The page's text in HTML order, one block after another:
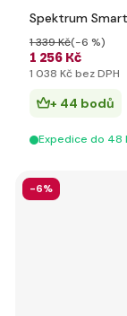
Spektrum
1 256 Kč
1 339 Kč(-6 %)
1 038 Kč bez DPH
+ 44 bodů
Expedice do 48
-6%